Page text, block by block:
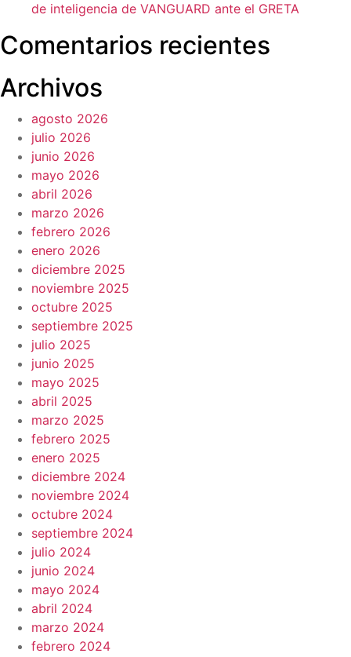
de inteligencia de VANGUARD ante el GRETA
Comentarios recientes
Archivos
agosto 2026
julio 2026
junio 2026
mayo 2026
abril 2026
marzo 2026
febrero 2026
enero 2026
diciembre 2025
noviembre 2025
octubre 2025
septiembre 2025
julio 2025
junio 2025
mayo 2025
abril 2025
marzo 2025
febrero 2025
enero 2025
diciembre 2024
noviembre 2024
octubre 2024
septiembre 2024
julio 2024
junio 2024
mayo 2024
abril 2024
marzo 2024
febrero 2024